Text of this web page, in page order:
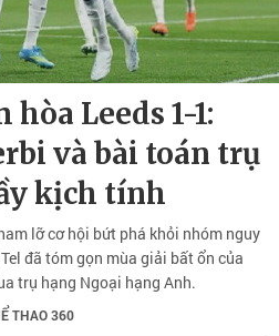
Leeds 1-1:
và bài toán trụ
kịch tính
lỡ cơ hội bứt phá khỏi nhóm nguy
đã tóm gọn mùa giải bất ổn của
trụ hạng Ngoại hạng Anh.
THAO 360